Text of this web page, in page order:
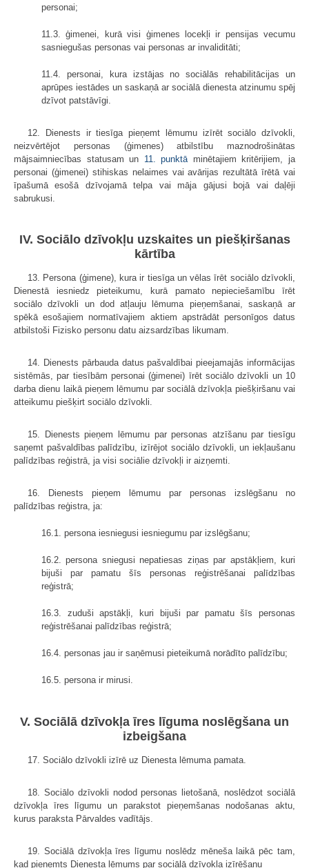
personai;
11.3. ģimenei, kurā visi ģimenes locekļi ir pensijas vecumu
sasniegušas personas vai personas ar invaliditāti;
11.4. personai, kura izstājas no sociālās rehabilitācijas un
aprūpes iestādes un saskaņā ar sociālā dienesta atzinumu spēj
dzīvot patstāvīgi.
12. Dienests ir tiesīga pieņemt lēmumu izīrēt sociālo dzīvokli,
neizvērtējot personas (ģimenes) atbilstību maznodrošinātas
mājsaimniecības statusam un 11. punktā minētajiem kritērijiem, ja
personai (ģimenei) stihiskas nelaimes vai avārijas rezultātā īrētā vai
īpašumā esošā dzīvojamā telpa vai māja gājusi bojā vai daļēji
sabrukusi.
IV. Sociālo dzīvokļu uzskaites un piešķiršanas
kārtība
13. Persona (ģimene), kura ir tiesīga un vēlas īrēt sociālo dzīvokli,
Dienestā iesniedz pieteikumu, kurā pamato nepieciešamību īrēt
sociālo dzīvokli un dod atļauju lēmuma pieņemšanai, saskaņā ar
spēkā esošajiem normatīvajiem aktiem apstrādāt personīgos datus
atbilstoši Fizisko personu datu aizsardzības likumam.
14. Dienests pārbauda datus pašvaldībai pieejamajās informācijas
sistēmās, par tiesībām personai (ģimenei) īrēt sociālo dzīvokli un 10
darba dienu laikā pieņem lēmumu par sociālā dzīvokļa piešķiršanu vai
atteikumu piešķirt sociālo dzīvokli.
15. Dienests pieņem lēmumu par personas atzīšanu par tiesīgu
saņemt pašvaldības palīdzību, izīrējot sociālo dzīvokli, un iekļaušanu
palīdzības reģistrā, ja visi sociālie dzīvokļi ir aizņemti.
16. Dienests pieņem lēmumu par personas izslēgšanu no
palīdzības reģistra, ja:
16.1. persona iesniegusi iesniegumu par izslēgšanu;
16.2. persona sniegusi nepatiesas ziņas par apstākļiem, kuri
bijuši par pamatu šīs personas reģistrēšanai palīdzības
reģistrā;
16.3. zuduši apstākļi, kuri bijuši par pamatu šīs personas
reģistrēšanai palīdzības reģistrā;
16.4. personas jau ir saņēmusi pieteikumā norādīto palīdzību;
16.5. persona ir mirusi.
V. Sociālā dzīvokļa īres līguma noslēgšana un
izbeigšana
17. Sociālo dzīvokli izīrē uz Dienesta lēmuma pamata.
18. Sociālo dzīvokli nodod personas lietošanā, noslēdzot sociālā
dzīvokļa īres līgumu un parakstot pieņemšanas nodošanas aktu,
kurus paraksta Pārvaldes vadītājs.
19. Sociālā dzīvokļa īres līgumu noslēdz mēneša laikā pēc tam,
kad pieņemts Dienesta lēmums par sociālā dzīvokļa izīrēšanu